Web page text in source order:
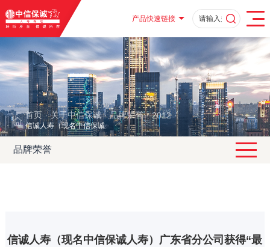
产品快速链接
首页 · 关于中信保诚 · 品牌荣誉 · 2012 ·
信诚人寿（现名中信保诚人寿）广东省分公司获得“最佳市场拓展奖”
品牌荣誉
信诚人寿（现名中信保诚人寿）广东省分公司获得“最